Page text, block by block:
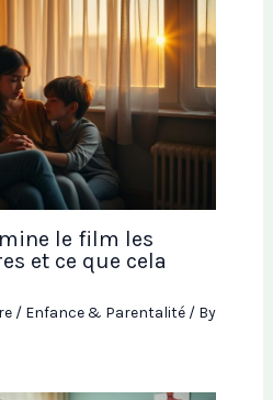
le film les
et ce que cela
/ Enfance & Parentalité/ By